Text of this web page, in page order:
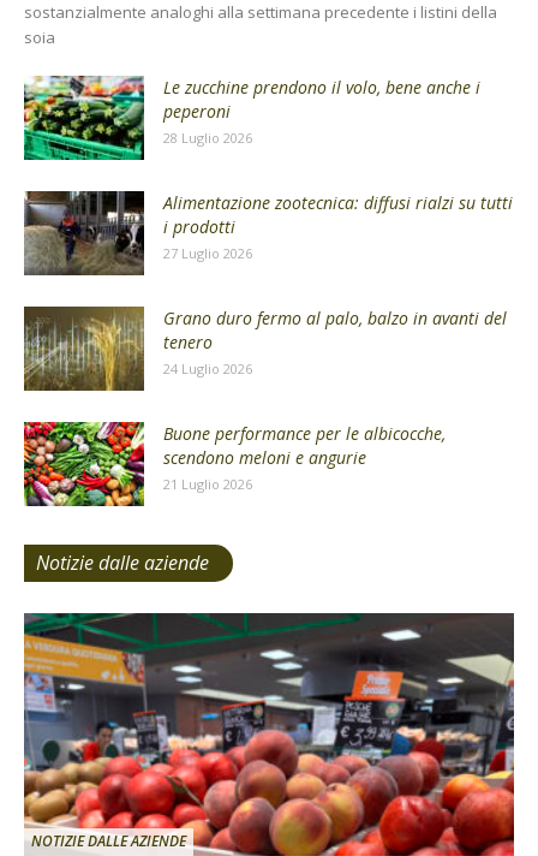
sostanzialmente analoghi alla settimana precedente i listini della
soia
Le zucchine prendono il volo, bene anche i
peperoni
28 Luglio 2026
Alimentazione zootecnica: diffusi rialzi su tutti
i prodotti
27 Luglio 2026
Grano duro fermo al palo, balzo in avanti del
tenero
24 Luglio 2026
Buone performance per le albicocche,
scendono meloni e angurie
21 Luglio 2026
Notizie dalle aziende
NOTIZIE DALLE AZIENDE